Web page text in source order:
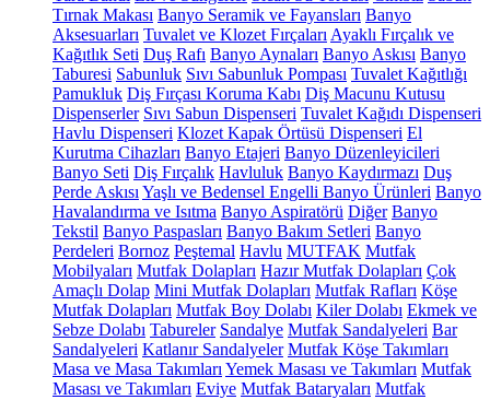
Tırnak Makası Banyo Seramik ve Fayansları Banyo
Aksesuarları Tuvalet ve Klozet Fırçaları Ayaklı Fırçalık ve
Kağıtlık Seti Duş Rafı Banyo Aynaları Banyo Askısı Banyo
Taburesi Sabunluk Sıvı Sabunluk Pompası Tuvalet Kağıtlığı
Pamukluk Diş Fırçası Koruma Kabı Diş Macunu Kutusu
Dispenserler Sıvı Sabun Dispenseri Tuvalet Kağıdı Dispenseri
Havlu Dispenseri Klozet Kapak Örtüsü Dispenseri El
Kurutma Cihazları Banyo Etajeri Banyo Düzenleyicileri
Banyo Seti Diş Fırçalık Havluluk Banyo Kaydırmazı Duş
Perde Askısı Yaşlı ve Bedensel Engelli Banyo Ürünleri Banyo
Havalandırma ve Isıtma Banyo Aspiratörü Diğer Banyo
Tekstil Banyo Paspasları Banyo Bakım Setleri Banyo
Perdeleri Bornoz Peştemal Havlu MUTFAK Mutfak
Mobilyaları Mutfak Dolapları Hazır Mutfak Dolapları Çok
Amaçlı Dolap Mini Mutfak Dolapları Mutfak Rafları Köşe
Mutfak Dolapları Mutfak Boy Dolabı Kiler Dolabı Ekmek ve
Sebze Dolabı Tabureler Sandalye Mutfak Sandalyeleri Bar
Sandalyeleri Katlanır Sandalyeler Mutfak Köşe Takımları
Masa ve Masa Takımları Yemek Masası ve Takımları Mutfak
Masası ve Takımları Eviye Mutfak Bataryaları Mutfak